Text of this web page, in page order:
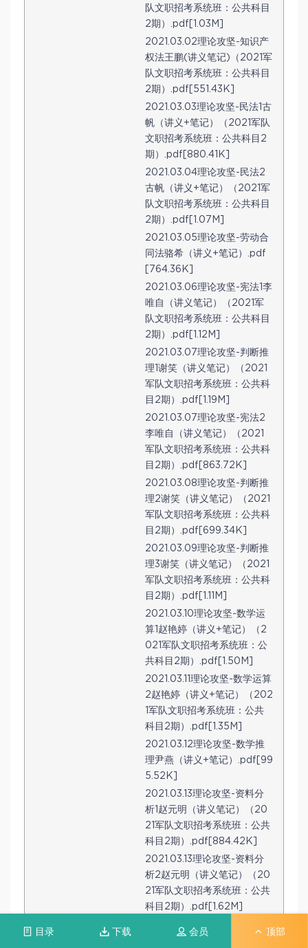
队文职招考系统班：公共科目
2期）.pdf[1.03M]
2021.03.02理论攻坚-知识产
权法王鹏(讲义笔记)（2021军
队文职招考系统班：公共科目
2期）.pdf[551.43K]
2021.03.03理论攻坚-民法1古
帆（讲义+笔记）（2021军队
文职招考系统班：公共科目2
期）.pdf[880.41K]
2021.03.04理论攻坚-民法2
古帆（讲义+笔记）（2021军
队文职招考系统班：公共科目
2期）.pdf[1.07M]
2021.03.05理论攻坚-劳动合
同法骆希（讲义+笔记）.pdf
[764.36K]
2021.03.06理论攻坚-宪法1李
唯自（讲义笔记）（2021军
队文职招考系统班：公共科目
2期）.pdf[1.12M]
2021.03.07理论攻坚-判断推
理1谢笑（讲义笔记）（2021
军队文职招考系统班：公共科
目2期）.pdf[1.19M]
2021.03.07理论攻坚-宪法2
李唯自（讲义笔记）（2021
军队文职招考系统班：公共科
目2期）.pdf[863.72K]
2021.03.08理论攻坚-判断推
理2谢笑（讲义笔记）（2021
军队文职招考系统班：公共科
目2期）.pdf[699.34K]
2021.03.09理论攻坚-判断推
理3谢笑（讲义笔记）（2021
军队文职招考系统班：公共科
目2期）.pdf[1.11M]
2021.03.10理论攻坚-数学运
算1赵艳婷（讲义+笔记）（2
021军队文职招考系统班：公
共科目2期）.pdf[1.50M]
2021.03.11理论攻坚-数学运算
2赵艳婷（讲义+笔记）（202
1军队文职招考系统班：公共
科目2期）.pdf[1.35M]
2021.03.12理论攻坚-数学推
理尹燕（讲义+笔记）.pdf[99
5.52K]
2021.03.13理论攻坚-资料分
析1赵元明（讲义笔记）（20
21军队文职招考系统班：公共
科目2期）.pdf[884.42K]
2021.03.13理论攻坚-资料分
析2赵元明（讲义笔记）（20
21军队文职招考系统班：公共
科目2期）.pdf[1.62M]
2021.03.14理论攻坚-言语1木
目录 下载 会员 顶部